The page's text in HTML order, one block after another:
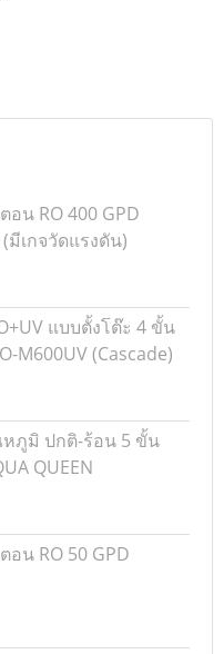
อน RO 400 GPD
(มีเกจวัดแรงดัน)
แบบตั้งโต๊ะ 4 ขั้น
M600UV (Cascade)
หภูมิ ปกติ-ร้อน 5 ขั้น
QUEEN
อน RO 50 GPD